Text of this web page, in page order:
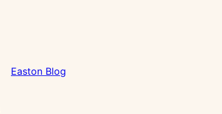
Easton Blog